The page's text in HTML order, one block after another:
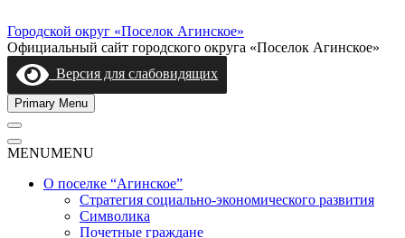
to
content
Городской округ «Поселок Агинское»
Официальный сайт городского округа «Поселок Агинское»
Версия для слабовидящих
Primary Menu
MENUMENU
О поселке “Агинское”
Стратегия социально-экономического развития
Символика
Почетные граждане